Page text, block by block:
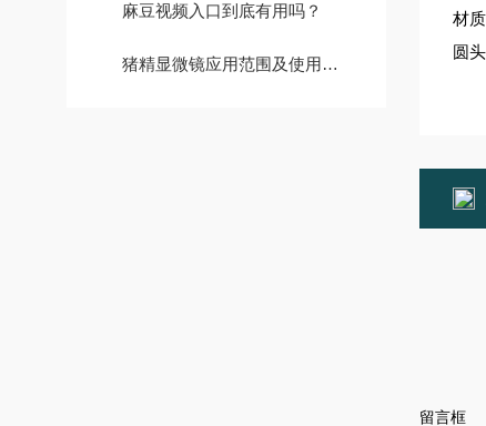
麻豆视频入口到底有用吗？
猪精显微镜应用范围及使用操作步骤
材质
圆头
留言框